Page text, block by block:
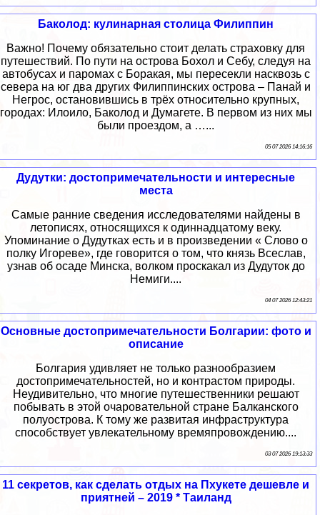
Баколод: кулинарная столица Филиппин
Важно! Почему обязательно стоит делать страховку для
путешествий. По пути на острова Бохол и Себу, следуя на
автобусах и паромах с Боракая, мы пересекли насквозь с
севера на юг два других Филиппинских острова – Панай и
Негрос, остановившись в трёх относительно крупных,
городах: Илоило, Баколод и Думагете. В первом из них мы
были проездом, а …...
05 07 2026 14:16:16
Дудутки: достопримечательности и интересные
места
Самые ранние сведения исследователями найдены в
летописях, относящихся к одиннадцатому веку.
Упоминание о Дудутках есть и в произведении « Слово о
полку Игореве», где говорится о том, что князь Всеслав,
узнав об осаде Минска, волком проскакал из Дудуток до
Немиги....
04 07 2026 12:43:21
Основные достопримечательности Болгарии: фото и
описание
Болгария удивляет не только разнообразием
достопримечательностей, но и контрастом природы.
Неудивительно, что многие путешественники решают
побывать в этой очаровательной стране Балканского
полуострова. К тому же развитая инфраструктура
способствует увлекательному времяпровождению....
03 07 2026 19:13:33
11 секретов, как сделать отдых на Пхукете дешевле и
приятней – 2019 * Таиланд